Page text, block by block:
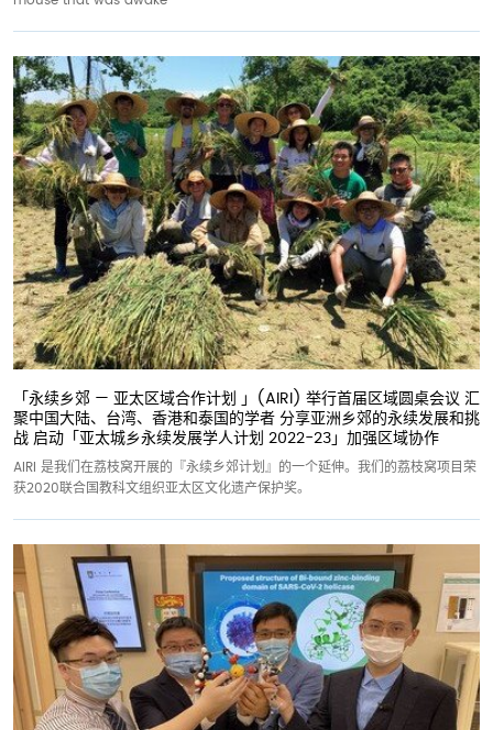
「永续乡郊 — 亚太区域合作计划 」(AIRI) 举行首届区域圆桌会议 汇
聚中国大陆、台湾、香港和泰国的学者 分享亚洲乡郊的永续发展和挑
战 启动「亚太城乡永续发展学人计划 2022-23」加强区域协作
AIRI 是我们在荔枝窝开展的『永续乡郊计划』的一个延伸。我们的荔枝窝项目荣
获2020联合国教科文组织亚太区文化遗产保护奖。